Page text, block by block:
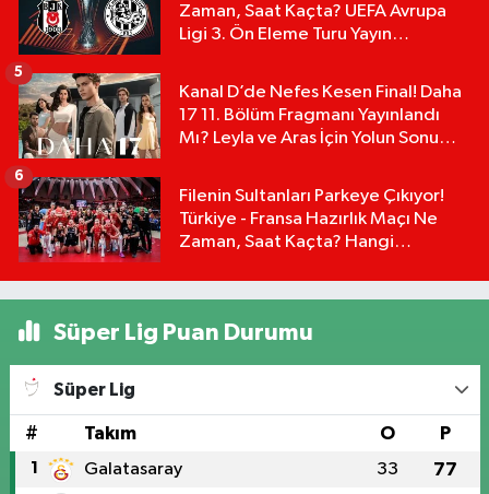
Zaman, Saat Kaçta? UEFA Avrupa
Ligi 3. Ön Eleme Turu Yayın
Kanal D’de Nefes Kesen Final! Daha
17 11. Bölüm Fragmanı Yayınlandı
Mı? Leyla ve Aras İçin Yolun Sonu
5
Filenin Sultanları Parkeye Çıkıyor!
Türkiye - Fransa Hazırlık Maçı Ne
Zaman, Saat Kaçta? Hangi
6
Süper Lig Puan Durumu
Süper Lig
# Takım O P
1 Galatasaray 33 77